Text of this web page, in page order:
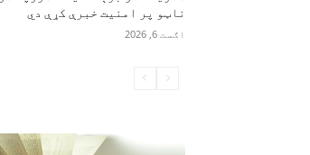
ناټو پر امنیت خبرې کړې دي
اګست 6, 2026